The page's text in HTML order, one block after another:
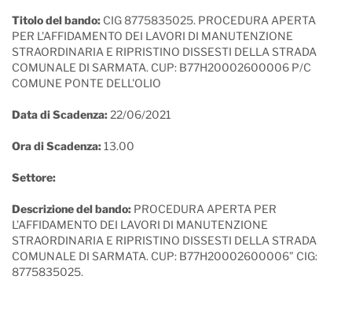
Titolo del bando: CIG 8775835025. PROCEDURA APERTA
PER L'AFFIDAMENTO DEI LAVORI DI MANUTENZIONE
STRAORDINARIA E RIPRISTINO DISSESTI DELLA STRADA
COMUNALE DI SARMATA. CUP: B77H20002600006 P/C
COMUNE PONTE DELL'OLIO
Data di Scadenza: 22/06/2021
Ora di Scadenza:13.00
Settore:
Descrizione del bando: PROCEDURA APERTA PER
L’AFFIDAMENTO DEI LAVORI DI MANUTENZIONE
STRAORDINARIA E RIPRISTINO DISSESTI DELLA STRADA
COMUNALE DI SARMATA. CUP: B77H20002600006” CIG:
8775835025.